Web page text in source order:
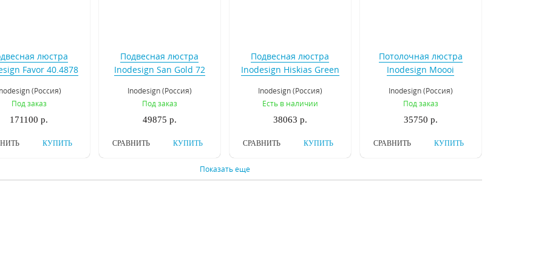
люстра
Favor 40.4878
(Россия)
Под заказ
171100 р.
КУПИТЬ
Подвесная люстра
Inodesign San Gold 72
Inodesign (Россия)
Под заказ
49875 р.
КУПИТЬ
СРАВНИТЬ
Подвесная люстра
Inodesign Hiskias Green
Inodesign (Россия)
Есть в наличии
38063 р.
КУПИТЬ
СРАВНИТЬ
Потолочная люстра
Inodesign Moooi
Inodesign (Россия)
Под заказ
35750 р.
КУПИТЬ
СРАВНИТЬ
Показать еще